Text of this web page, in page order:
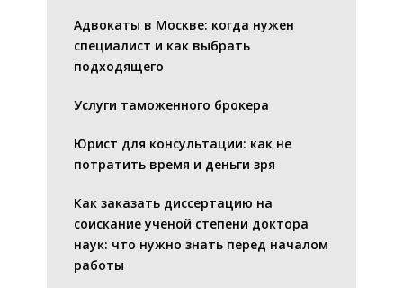
Адвокаты в Москве: когда нужен
специалист и как выбрать
подходящего
Услуги таможенного брокера
Юрист для консультации: как не
потратить время и деньги зря
Как заказать диссертацию на
соискание ученой степени доктора
наук: что нужно знать перед началом
работы